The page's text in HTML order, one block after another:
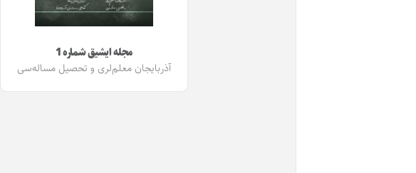
مجله ایشیق شماره 1
آذربایجان معلم‌لری و تحصیل مساله‌سی